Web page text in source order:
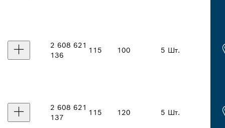
2 608 621
136
115 100 5 Шт.
2 608 621
137
115 120 5 Шт.